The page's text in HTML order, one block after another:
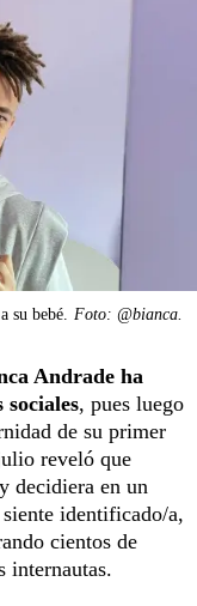
su bebé. Foto: @bianca.
Andrade ha
sociales, pues luego
de su primer
reveló que
decidiera en un
identificado/a,
cientos de
internautas.